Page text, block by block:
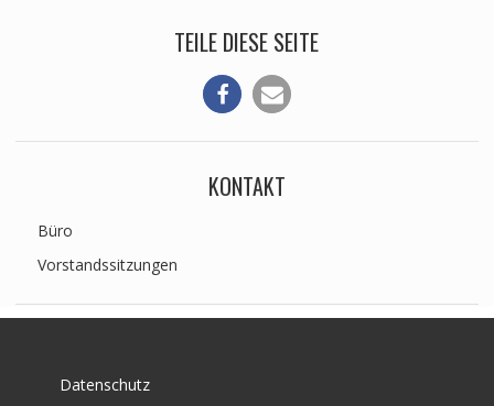
TEILE DIESE SEITE
KONTAKT
Büro
Vorstandssitzungen
Datenschutz